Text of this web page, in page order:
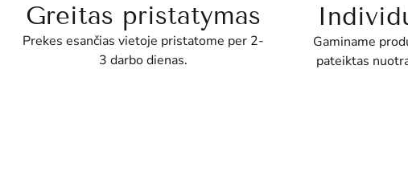
Greitas pristatymas
Prekes esančias vietoje pristatome per 2-
3 darbo dienas.
Gaminame
pateiktas